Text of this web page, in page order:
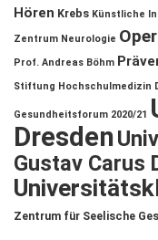
Hören Krebs Künstliche
Zentrum Neurologie
Prof. Andreas Böhm
Stiftung Hochschulmedizin
Gesundheitsforum 2020/21
Dresden
Gustav Carus
Zentrum für Seelische